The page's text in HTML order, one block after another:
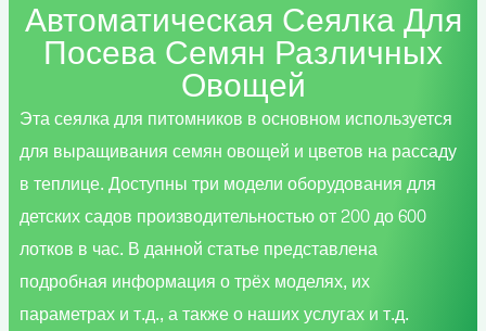
Автоматическая Сеялка Для
Посева Семян Различных
Овощей
Эта сеялка для питомников в основном используется
для выращивания семян овощей и цветов на рассаду
в теплице. Доступны три модели оборудования для
детских садов производительностью от 200 до 600
лотков в час. В данной статье представлена ​​
подробная информация о трёх моделях, их
параметрах и т.д., а также о наших услугах и т.д.